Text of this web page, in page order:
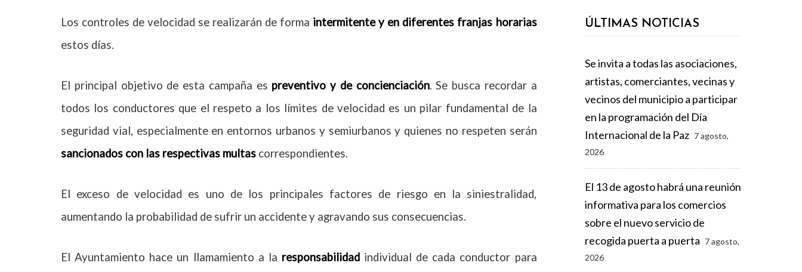
Los controles de velocidad se realizarán de forma intermitente y en diferentes franjas horarias
estos días.
El principal objetivo de esta campaña es preventivo y de concienciación. Se busca recordar a
todos los conductores que el respeto a los límites de velocidad es un pilar fundamental de la
seguridad vial, especialmente en entornos urbanos y semiurbanos y quienes no respeten serán
sancionados con las respectivas multas correspondientes.
El exceso de velocidad es uno de los principales factores de riesgo en la siniestralidad,
aumentando la probabilidad de sufrir un accidente y agravando sus consecuencias.
El Ayuntamiento hace un llamamiento a la responsabilidadindividual de cada conductor para
ÚLTIMAS NOTICIAS
Se invita a todas las asociaciones,
artistas, comerciantes, vecinas y
vecinos del municipio a participar
en la programación del Día
Internacional de la Paz 7 agosto,
2026
El 13 de agosto habrá una reunión
informativa para los comercios
sobre el nuevo servicio de
recogida puerta a puerta 7 agosto,
2026